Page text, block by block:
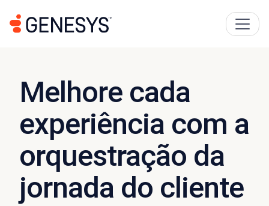
Melhore cada
experiência com a
orquestração da
jornada do cliente